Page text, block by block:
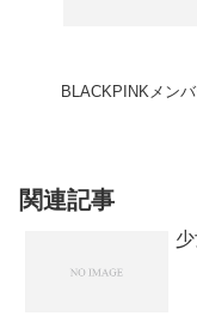
BLACKPINKメン
関連記事